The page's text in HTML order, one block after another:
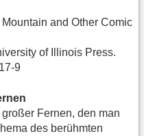
and Other Comic
of Illinois Press.
9
Fernen, den man
des berühmten